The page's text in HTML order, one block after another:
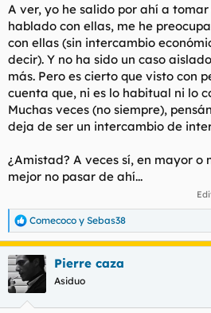
A ver, yo he salido por ahí a
hablado con ellas, me he
con ellas (sin intercambio
decir). Y no ha sido un caso
más. Pero es cierto que visto con
cuenta que, ni es lo habitual ni lo
Muchas veces (no siempre),
deja de ser un intercambio de
¿Amistad? A veces sí, en mayor o
mejor no pasar de ahí...
R
e
a
c
c
i
Comecoco y Sebas38
Pierre caza
Asiduo